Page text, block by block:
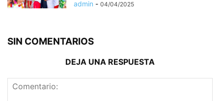
admin - 04/04/2025
SIN COMENTARIOS
DEJA UNA RESPUESTA